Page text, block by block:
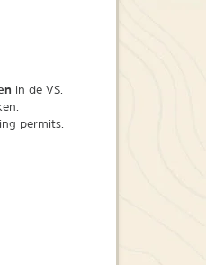
in de VS.
permits.